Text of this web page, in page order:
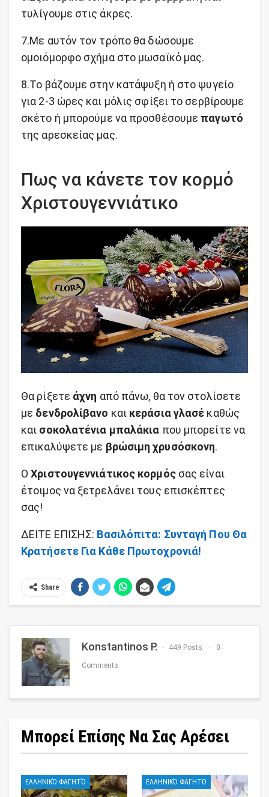
τυλίγουμε στις άκρες.
7.Με αυτόν τον τρόπο θα δώσουμε
ομοιόμορφο σχήμα στο μωσαϊκό μας.
8.Το βάζουμε στην κατάψυξη ή στο ψυγείο
για 2-3 ώρες και μόλις σφίξει το σερβίρουμε
σκέτο ή μπορούμε να προσθέσουμε παγωτό
της αρεσκείας μας.
Πως να κάνετε τον κορμό
Χριστουγεννιάτικο
Θα ρίξετε άχνη από πάνω, θα τον στολίσετε
με δενδρολίβανο και κεράσια γλασέ καθώς
και σοκολατένια μπαλάκια που μπορείτε να
επικαλύψετε με βρώσιμη χρυσόσκονη.
ΟΧριστουγεννιάτικος κορμόςσας είναι
έτοιμος να ξετρελάνει τους επισκέπτες
σας!
ΔΕΙΤΕ ΕΠΙΣΗΣ: Βασιλόπιτα: Συνταγή Που Θα
Κρατήσετε Για Κάθε Πρωτοχρονιά!
Share
Konstantinos P. 449 Posts 0
Comments
Μπορεί Επίσης Να Σας Αρέσει
ΕΛΛΗΝΙΚΌ ΦΑΓΗΤΌ ΕΛΛΗΝΙΚΌ ΦΑΓΗΤΌ